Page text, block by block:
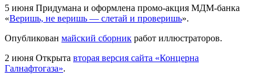
5 июня Придумана и оформлена промо-акция МДМ-банка
«Веришь, не веришь — слетай и проверишь».
Опубликован майский сборник работ иллюстраторов.
2 июня Открыта вторая версия сайта «Концерна
Галнафтогаза».